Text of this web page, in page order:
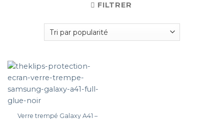
FILTRER
Verre trempé Galaxy A41 –